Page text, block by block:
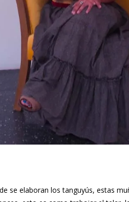
se elaboran los tanguyús, estas